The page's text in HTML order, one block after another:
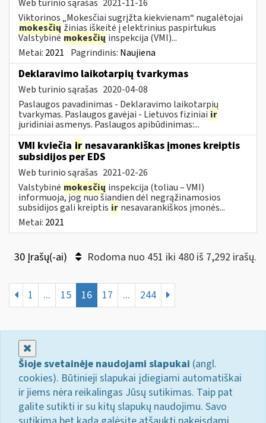
Web turinio sąrašas 2021-11-16
Viktorinos „Mokesčiai sugrįžta kiekvienam“ nugalėtojai
mokesčių žinias iškeitė į elektrinius paspirtukus
Valstybinė mokesčių inspekcija (VMI)...
Metai: 2021 Pagrindinis: Naujiena
Deklaravimo laikotarpių tvarkymas
Web turinio sąrašas 2020-04-08
Paslaugos pavadinimas - Deklaravimo laikotarpių
tvarkymas. Paslaugos gavėjai - Lietuvos fiziniai ir
juridiniai asmenys. Paslaugos apibūdinimas:...
VMI kviečia ir nesavarankiškas įmones kreiptis
subsidijos per EDS
Web turinio sąrašas 2021-02-26
Valstybinė mokesčių inspekcija (toliau – VMI)
informuoja, jog nuo šiandien dėl negrąžinamosios
subsidijos gali kreiptis ir nesavarankiškos įmonės...
Metai: 2021
30 Įrašų(-ai) Rodoma nuo 451 iki 480 iš 7,292 irašų.
1 ... 15 16 17 ... 244
Šioje svetainėje naudojami slapukai (angl.
cookies). Būtinieji slapukai įdiegiami automatiškai
ir jiems nėra reikalingas Jūsų sutikimas. Taip pat
galite sutikti ir su kitų slapukų naudojimu. Savo